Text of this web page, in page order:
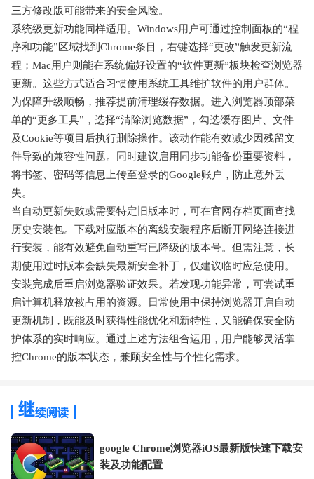
三方修改版可能带来的安全风险。
系统级更新功能同样适用。Windows用户可通过控制面板的“程
序和功能”区域找到Chrome条目，右键选择“更改”触发更新流
程；Mac用户则能在系统偏好设置的“软件更新”板块检查浏览器
更新。这些方式适合习惯使用系统工具维护软件的用户群体。
为保障升级顺畅，推荐提前清理缓存数据。进入浏览器顶部菜
单的“更多工具”，选择“清除浏览数据”，勾选缓存图片、文件
及Cookie等项目后执行删除操作。该动作能有效减少因残留文
件导致的兼容性问题。同时建议启用同步功能备份重要资料，
将书签、密码等信息上传至登录的Google账户，防止意外丢
失。
当自动更新失败或需要特定旧版本时，可在官网存档页面查找
历史安装包。下载对应版本的离线安装程序后断开网络连接进
行安装，能有效避免自动重写已降级的版本号。但需注意，长
期使用过时版本会缺失最新安全补丁，仅建议临时应急使用。
安装完成后重启浏览器验证效果。若发现功能异常，可尝试重
启计算机释放被占用的资源。日常使用中保持浏览器开启自动
更新机制，既能及时获得性能优化和新特性，又能确保安全防
护体系的实时响应。通过上述方法组合运用，用户能够灵活掌
控Chrome的版本状态，兼顾安全性与个性化需求。
google Chrome浏览器iOS最新版快速下载安
装及功能配置